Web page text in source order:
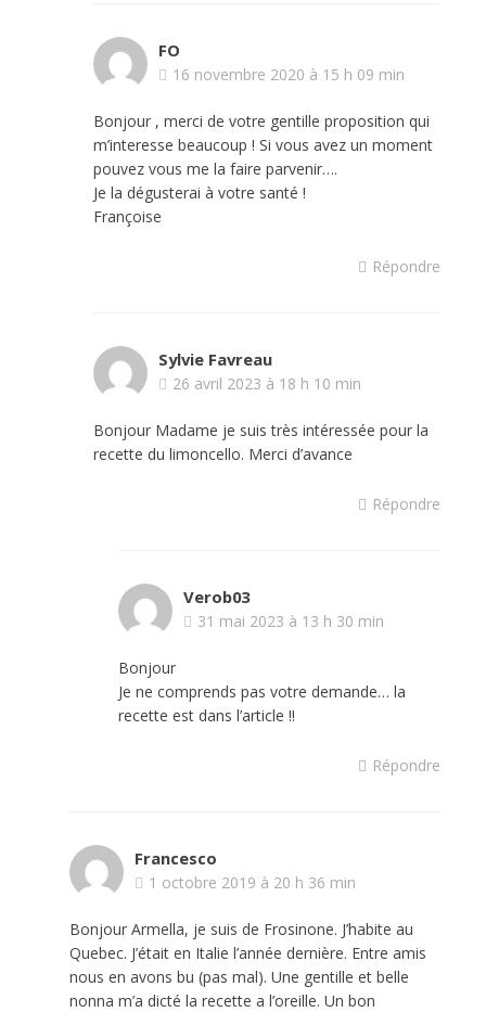
FO
16 novembre 2020 à 15 h 09 min
Bonjour , merci de votre gentille proposition qui
m’interesse beaucoup ! Si vous avez un moment
pouvez vous me la faire parvenir….
Je la dégusterai à votre santé !
Françoise
Répondre
Sylvie Favreau
26 avril 2023 à 18 h 10 min
Bonjour Madame je suis très intéressée pour la
recette du limoncello. Merci d’avance
Répondre
Verob03
31 mai 2023 à 13 h 30 min
Bonjour
Je ne comprends pas votre demande… la
recette est dans l’article !!
Répondre
Francesco
1 octobre 2019 à 20 h 36 min
Bonjour Armella, je suis de Frosinone. J’habite au
Quebec. J’était en Italie l’année dernière. Entre amis
nous en avons bu (pas mal). Une gentille et belle
nonna m’a dicté la recette a l’oreille. Un bon